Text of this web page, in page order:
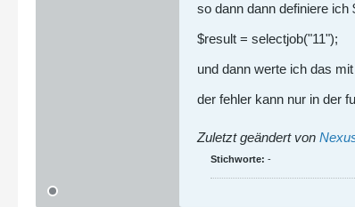
so dann dann definiere ich
$result = selectjob("11");
und dann werte ich das
der fehler kann nur in der
Zuletzt geändert von
Stichworte: -